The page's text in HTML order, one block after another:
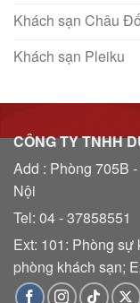
Khách sạn Châu
Khách sạn Pleiku
CÔNG TY TNHH
Add : Phòng 705B
Nội
Tel: 04 -
Ext: 101: Phòng
phòng khách sạn;